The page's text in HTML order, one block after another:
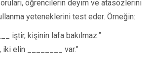
öğrencilerin deyim ve atasözlerini
yeteneklerini test eder. Örneğin:
iştir, kişinin lafa bakılmaz.”
iki elin ________ var.”